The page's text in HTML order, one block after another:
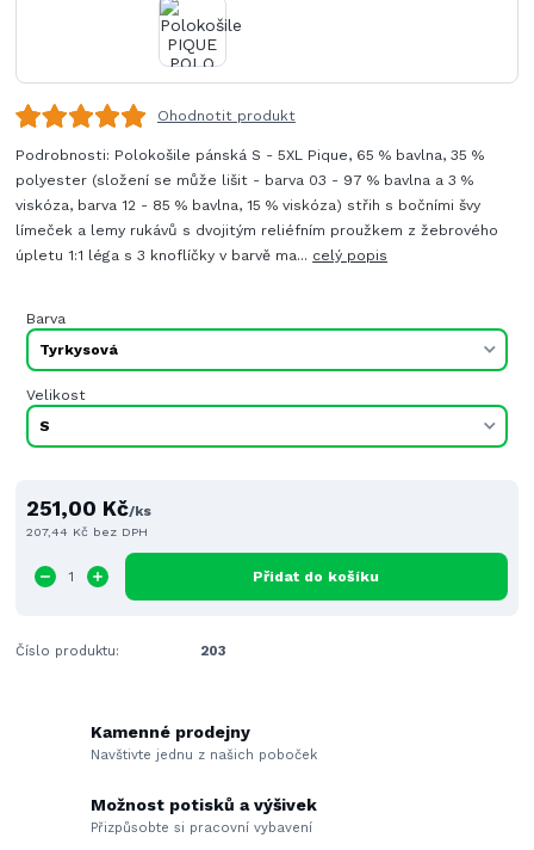
Ohodnotit produkt
Podrobnosti: Polokošile pánská S - 5XL Pique, 65 % bavlna, 35 %
polyester (složení se může lišit - barva 03 - 97 % bavlna a 3 %
viskóza, barva 12 - 85 % bavlna, 15 % viskóza) střih s bočními švy
límeček a lemy rukávů s dvojitým reliéfním proužkem z žebrového
úpletu 1:1 léga s 3 knoflíčky v barvě ma... celý popis
Barva
Velikost
251,00 Kč/ks
207,44 Kč bez DPH
Přidat do košíku
Číslo produktu: 203
Kamenné prodejny
Navštivte jednu z našich poboček
Možnost potisků a výšivek
Přizpůsobte si pracovní vybavení